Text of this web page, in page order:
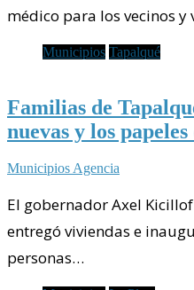
médico para los vecinos
Municipios Tapalqué
Familias de
nuevas y los
Municipios Agencia
El gobernador Axel
entregó viviendas e
personas…